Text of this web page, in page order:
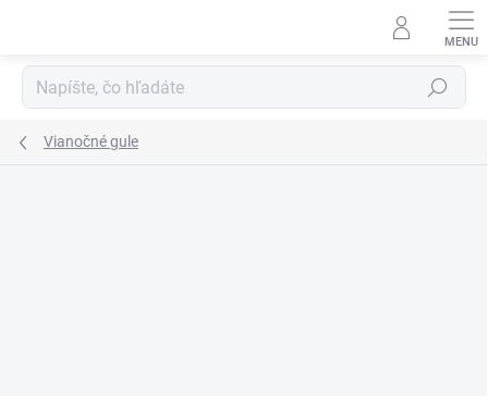
Hľadať
Vianočné gule